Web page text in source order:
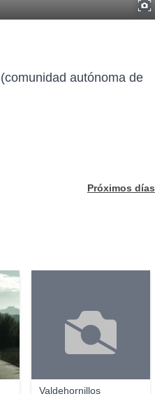
autónoma de
Próximos días
Valdehornillos